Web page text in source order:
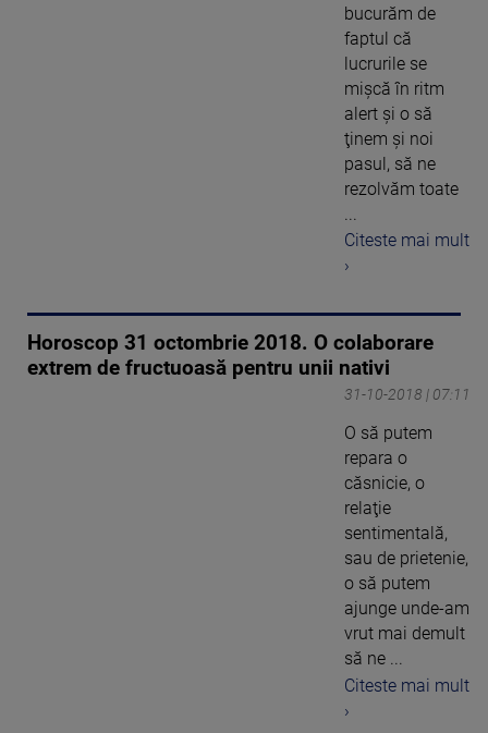
bucurăm de
faptul că
lucrurile se
mişcă în ritm
alert şi o să
ţinem şi noi
pasul, să ne
rezolvăm toate
Citeste mai mult
›
Horoscop 31 octombrie 2018. O colaborare
extrem de fructuoasă pentru unii nativi
31-10-2018 | 07:11
O să putem
repara o
căsnicie, o
relaţie
sentimentală,
sau de prietenie,
o să putem
ajunge unde-am
vrut mai demult
să ne ...
Citeste mai mult
›